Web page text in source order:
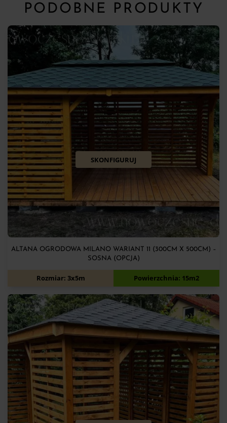
PODOBNE PRODUKTY
SKONFIGURUJ
ALTANA OGRODOWA MILANO WARIANT 11 (300CM X 500CM) –
SOSNA (OPCJA)
8 650zł
Rozmiar: 3x5m Powierzchnia: 15m2